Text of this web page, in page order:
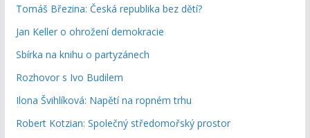
Tomáš Březina: Česká republika bez dětí?
Jan Keller o ohrožení demokracie
Sbírka na knihu o partyzánech
Rozhovor s Ivo Budilem
Ilona Švihlíková: Napětí na ropném trhu
Robert Kotzian: Společný středomořský prostor